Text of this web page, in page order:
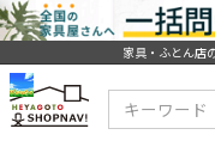
家具・ふとん店